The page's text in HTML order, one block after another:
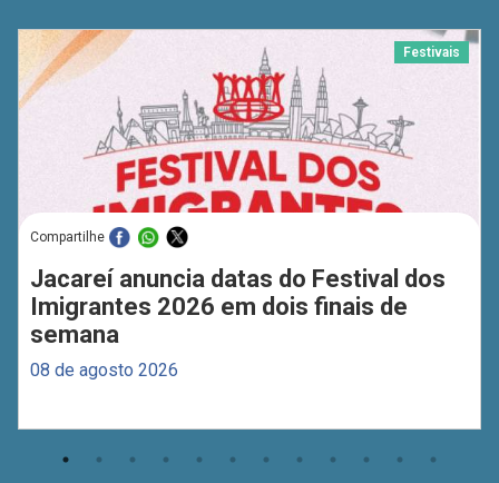
Festivais
Compartilhe
Jacareí anuncia datas do Festival dos
Imigrantes 2026 em dois finais de
semana
08 de agosto 2026